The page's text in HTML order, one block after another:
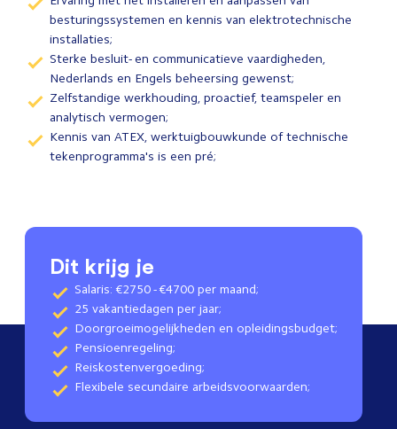
besturingssystemen en kennis van elektrotechnische
installaties;
Sterke besluit- en communicatieve vaardigheden,
Nederlands en Engels beheersing gewenst;
Zelfstandige werkhouding, proactief, teamspeler en
analytisch vermogen;
Kennis van ATEX, werktuigbouwkunde of technische
tekenprogramma's is een pré;
Dit krijg je
Salaris: €2750 - €4700 per maand;
25 vakantiedagen per jaar;
Doorgroeimogelijkheden en opleidingsbudget;
Pensioenregeling;
Reiskostenvergoeding;
Flexibele secundaire arbeidsvoorwaarden;